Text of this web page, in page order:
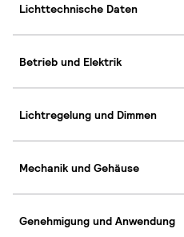
Lichttechnische Daten
Betrieb und Elektrik
Lichtregelung und Dimmen
Mechanik und Gehäuse
Genehmigung und Anwendung